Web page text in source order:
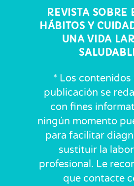
REVISTA SOBRE
HÁBITOS Y
UNA VIDA
* Los contenidos
publicación se
con fines
ningún momento
para facilitar
sustituir la
profesional. Le
que contacte